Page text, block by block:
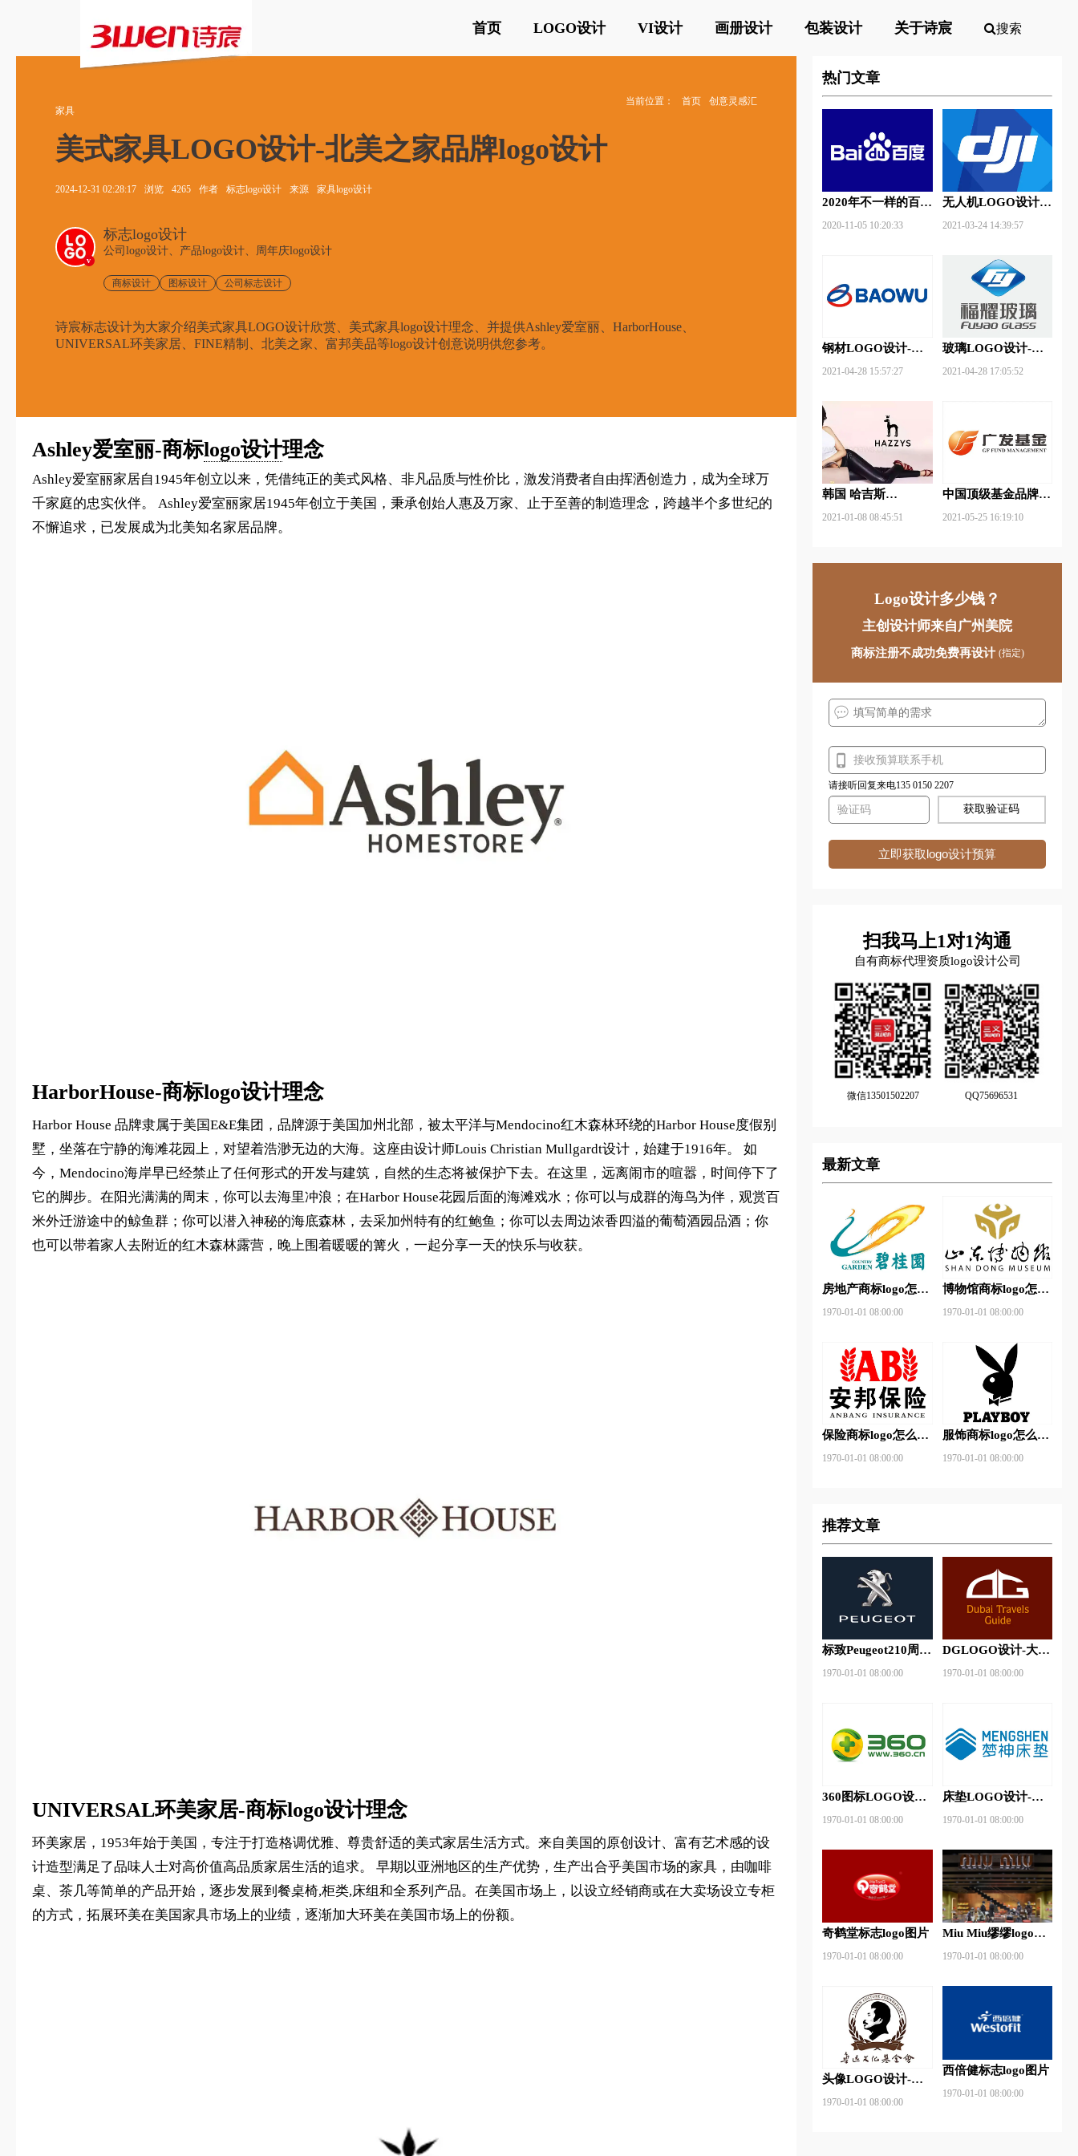
首页 LOGO设计 VI设计 画册设计 包装设计 关于诗宸 搜索
当前位置： 首页
创意灵感汇
家具
美式家具LOGO设计-北美之家品牌logo设计
2024-12-31 02:28:17 浏览 4265 作者 标志logo设计 来源 家具logo设计
v
标志logo设计
公司logo设计、产品logo设计、周年庆logo设计
商标设计 图标设计 公司标志设计
诗宸标志设计为大家介绍美式家具LOGO设计欣赏、美式家具logo设计理念、并提供Ashley爱室丽、HarborHouse、
UNIVERSAL环美家居、FINE精制、北美之家、富邦美品等logo设计创意说明供您参考。
Ashley爱室丽-商标logo设计理念
Ashley爱室丽家居自1945年创立以来，凭借纯正的美式风格、非凡品质与性价比，激发消费者自由挥洒创造力，成为全球万
千家庭的忠实伙伴。 Ashley爱室丽家居1945年创立于美国，秉承创始人惠及万家、止于至善的制造理念，跨越半个多世纪的
不懈追求，已发展成为北美知名家居品牌。
HarborHouse-商标logo设计理念
Harbor House 品牌隶属于美国E&E集团，品牌源于美国加州北部，被太平洋与Mendocino红木森林环绕的Harbor House度假别
墅，坐落在宁静的海滩花园上，对望着浩渺无边的大海。这座由设计师Louis Christian Mullgardt设计，始建于1916年。 如
今，Mendocino海岸早已经禁止了任何形式的开发与建筑，自然的生态将被保护下去。在这里，远离闹市的喧嚣，时间停下了
它的脚步。在阳光满满的周末，你可以去海里冲浪；在Harbor House花园后面的海滩戏水；你可以与成群的海鸟为伴，观赏百
米外迁游途中的鲸鱼群；你可以潜入神秘的海底森林，去采加州特有的红鲍鱼；你可以去周边浓香四溢的葡萄酒园品酒；你
也可以带着家人去附近的红木森林露营，晚上围着暖暖的篝火，一起分享一天的快乐与收获。
UNIVERSAL环美家居-商标logo设计理念
环美家居，1953年始于美国，专注于打造格调优雅、尊贵舒适的美式家居生活方式。来自美国的原创设计、富有艺术感的设
计造型满足了品味人士对高价值高品质家居生活的追求。 早期以亚洲地区的生产优势，生产出合乎美国市场的家具，由咖啡
桌、茶几等简单的产品开始，逐步发展到餐桌椅,柜类,床组和全系列产品。在美国市场上，以设立经销商或在大卖场设立专柜
的方式，拓展环美在美国家具市场上的业绩，逐渐加大环美在美国市场上的份额。
热门文章
2020年不一样的百度
2020-11-05 10:20:33
无人机LOGO设计-
计
2021-03-24 14:39:57
钢材LOGO设计-宝
2021-04-28 15:57:27
玻璃LOGO设计-
logo设计
2021-04-28 17:05:52
韩国 哈吉斯
更新LOGO
2021-01-08 08:45:51
中国顶级基金品牌
领先品牌
2021-05-25 16:19:10
Logo设计多少钱？
主创设计师来自广州美院
商标注册不成功免费再设计 (指定)
请接听回复来电135 0150 2207
获取验证码
立即获取logo设计预算
扫我马上1对1沟通
自有商标代理资质logo设计公司
微信13501502207 QQ75696531
最新文章
房地产商标logo怎么
地品牌logo设计
1970-01-01 08:00:00
博物馆商标logo怎么
首都博物馆品牌logo
1970-01-01 08:00:00
保险商标logo怎么
保险品牌logo设计
1970-01-01 08:00:00
服饰商标logo怎么
品牌logo设计
1970-01-01 08:00:00
推荐文章
标致Peugeot210周年
1970-01-01 08:00:00
DGLOGO设计-大观
1970-01-01 08:00:00
360图标LOGO设计-
logo设计
1970-01-01 08:00:00
床垫LOGO设计-梦
1970-01-01 08:00:00
奇鹤堂标志logo图片
1970-01-01 08:00:00
Miu Miu缪缪logo设
计理念
1970-01-01 08:00:00
头像LOGO设计-鲁
计
1970-01-01 08:00:00
西倍健标志logo图片
1970-01-01 08:00:00